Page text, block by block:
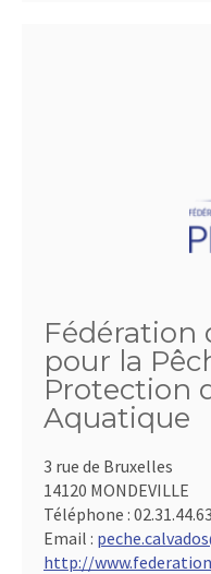
Fédération
pour la
Protection
Aquatique
3 rue de Bruxelles
14120 MONDEVILLE
Téléphone :
Email :
http://